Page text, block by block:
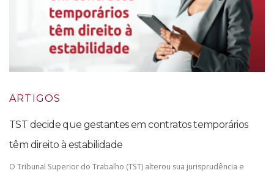
ARTIGOS
TST decide que gestantes em contratos temporários
têm direito à estabilidade
O Tribunal Superior do Trabalho (TST) alterou sua jurisprudência e